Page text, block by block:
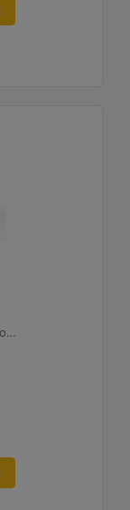
U.S. EPA Large S.I. Tier 2 / Non-Road Mobile Sertifikalı